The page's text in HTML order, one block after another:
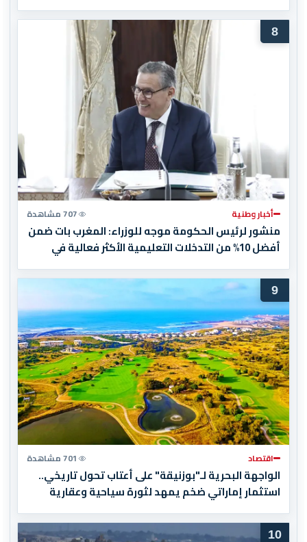
8
أخبار وطنية 707 مشاهدة
منشور لرئيس الحكومة موجه للوزراء: المغرب بات ضمن
أفضل 10% من التدخلات التعليمية الأكثر فعالية في
العالم
9
اقتصاد 701 مشاهدة
الواجهة البحرية لـ"بوزنيقة" على أعتاب تحول تاريخي..
استثمار إماراتي ضخم يمهد لثورة سياحية وعقارية
10